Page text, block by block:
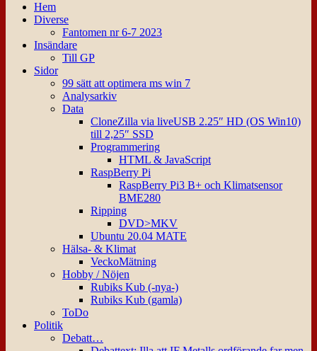
Hem
Diverse
Fantomen nr 6-7 2023
Insändare
Till GP
Sidor
99 sätt att optimera ms win 7
Analysarkiv
Data
CloneZilla via liveUSB 2.25″ HD (OS Win10)
till 2,25″ SSD
Programmering
HTML & JavaScript
RaspBerry Pi
RaspBerry Pi3 B+ och Klimatsensor
BME280
Ripping
DVD>MKV
Ubuntu 20.04 MATE
Hälsa- & Klimat
VeckoMätning
Hobby / Nöjen
Rubiks Kub (-nya-)
Rubiks Kub (gamla)
ToDo
Politik
Debatt…